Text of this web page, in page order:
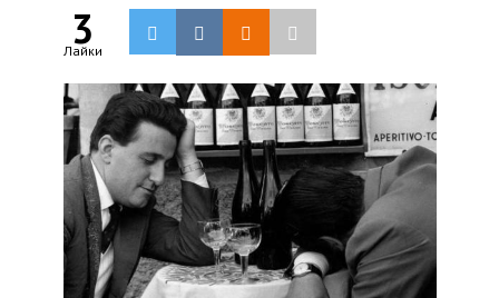
3
Лайки